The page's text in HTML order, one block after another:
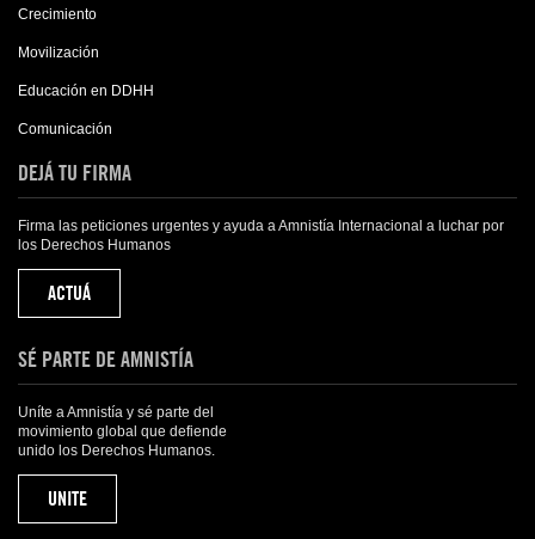
Crecimiento
Movilización
Educación en DDHH
Comunicación
DEJÁ TU FIRMA
Firma las peticiones urgentes y ayuda a Amnistía Internacional a luchar por
los Derechos Humanos
ACTUÁ
SÉ PARTE DE AMNISTÍA
Uníte a Amnistía y sé parte del
movimiento global que defiende
unido los Derechos Humanos.
UNITE